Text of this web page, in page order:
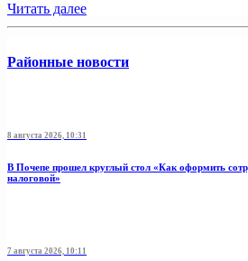
Читать далее
Районные новости
8 августа 2026, 10:31
В Почепе прошел круглый стол «Как оформить
налоговой»
7 августа 2026, 10:11